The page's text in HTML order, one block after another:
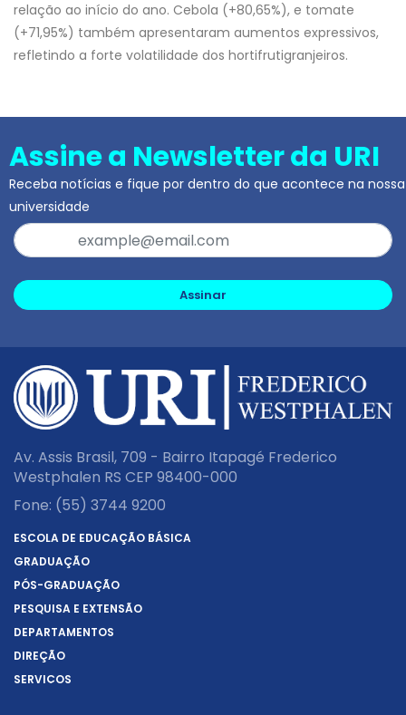
relação ao início do ano. Cebola (+80,65%), e tomate
(+71,95%) também apresentaram aumentos expressivos,
refletindo a forte volatilidade dos hortifrutigranjeiros.
Assine a Newsletter da URI
Receba notícias e fique por dentro do que acontece na nossa
universidade
Assinar
Av. Assis Brasil, 709 - Bairro Itapagé Frederico
Westphalen RS CEP 98400-000
Fone: (55) 3744 9200
ESCOLA DE EDUCAÇÃO BÁSICA
GRADUAÇÃO
PÓS-GRADUAÇÃO
PESQUISA E EXTENSÃO
DEPARTAMENTOS
DIREÇÃO
SERVIÇOS